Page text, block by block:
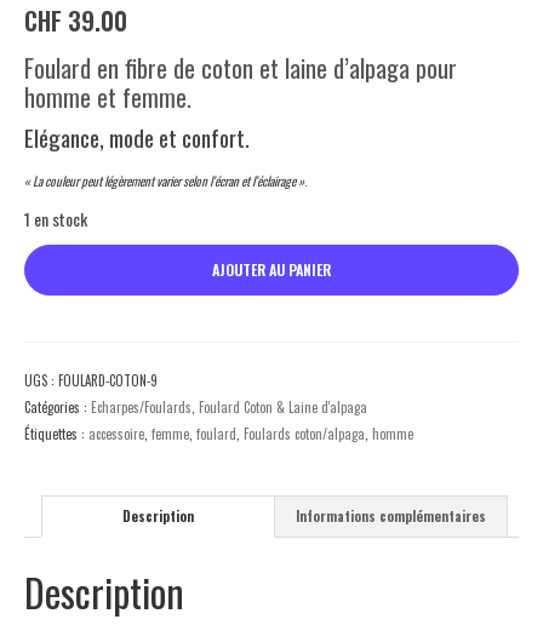
CHF 39.00
Foulard en fibre de coton et laine d’alpaga pour
homme et femme.
Elégance, mode et confort.
« La couleur peut légèrement varier selon l’écran et l’éclairage ».
1 en stock
quantité
de AJOUTER AU PANIER
UGS : FOULARD-COTON-9
Catégories : Echarpes/Foulards Foulard Coton & Laine d'alpaga
Étiquettes : accessoire femme foulard Foulards coton/alpaga homme
Description Informations complémentaires
Description